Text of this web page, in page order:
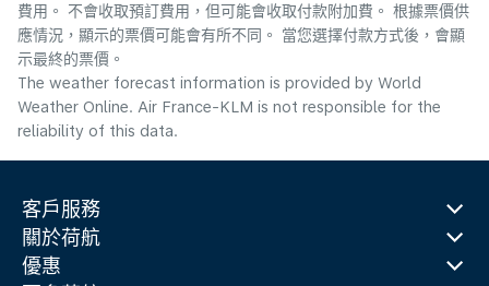
費用。 不會收取預訂費用，但可能會收取付款附加費。 根據票價供
應情況，顯示的票價可能會有所不同。 當您選擇付款方式後，會顯
示最終的票價。
The weather forecast information is provided by World
Weather Online. Air France-KLM is not responsible for the
reliability of this data.
客戶服務
關於荷航
優惠